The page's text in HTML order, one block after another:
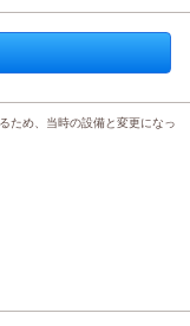
す。
ます。
（返信日：2025/11/20）
グ！観光・お仕事の前に
ございます。
ため、当時の設備と変更になっ